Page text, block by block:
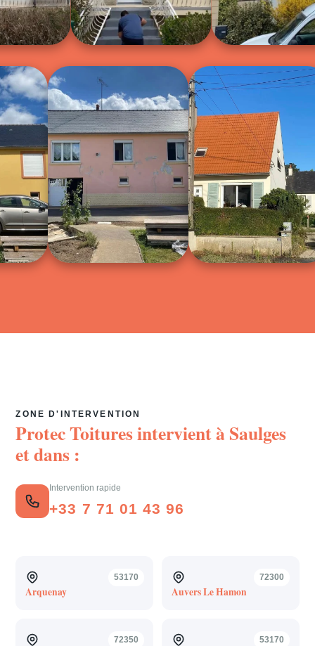
ZONE D'INTERVENTION
Protec Toitures intervient àSaulges
et dans :
Intervention rapide
+33 7 71 01 43 96
53170
Arquenay
72300
Auvers Le Hamon
72350 53170